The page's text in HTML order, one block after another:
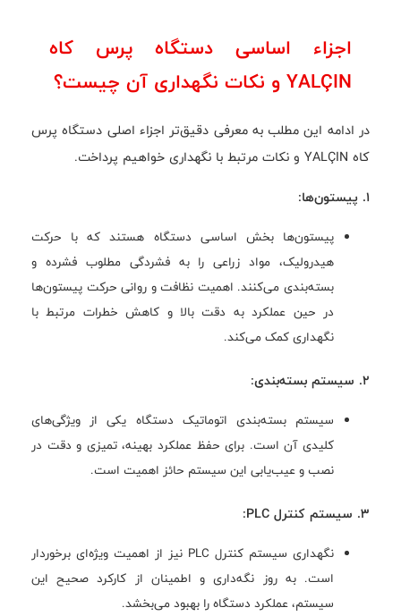
اجزاء اساسی دستگاه پرس کاه
YALÇIN و نکات نگهداری آن چیست؟
در ادامه این مطلب به معرفی دقیق‌تر اجزاء اصلی دستگاه پرس
کاه YALÇIN و نکات مرتبط با نگهداری خواهیم پرداخت.
1. پیستون‌ها:
پیستون‌ها بخش اساسی دستگاه هستند که با حرکت
هیدرولیک، مواد زراعی را به فشردگی مطلوب فشرده و
بسته‌بندی می‌کنند. اهمیت نظافت و روانی حرکت پیستون‌ها
در حین عملکرد به دقت بالا و کاهش خطرات مرتبط با
نگهداری کمک می‌کند.
2. سیستم بسته‌بندی:
سیستم بسته‌بندی اتوماتیک دستگاه یکی از ویژگی‌های
کلیدی آن است. برای حفظ عملکرد بهینه، تمیزی و دقت در
نصب و عیب‌یابی این سیستم حائز اهمیت است.
3. سیستم کنترل PLC:
نگهداری سیستم کنترل PLC نیز از اهمیت ویژه‌ای برخوردار
است. به روز نگه‌داری و اطمینان از کارکرد صحیح این
سیستم، عملکرد دستگاه را بهبود می‌بخشد.